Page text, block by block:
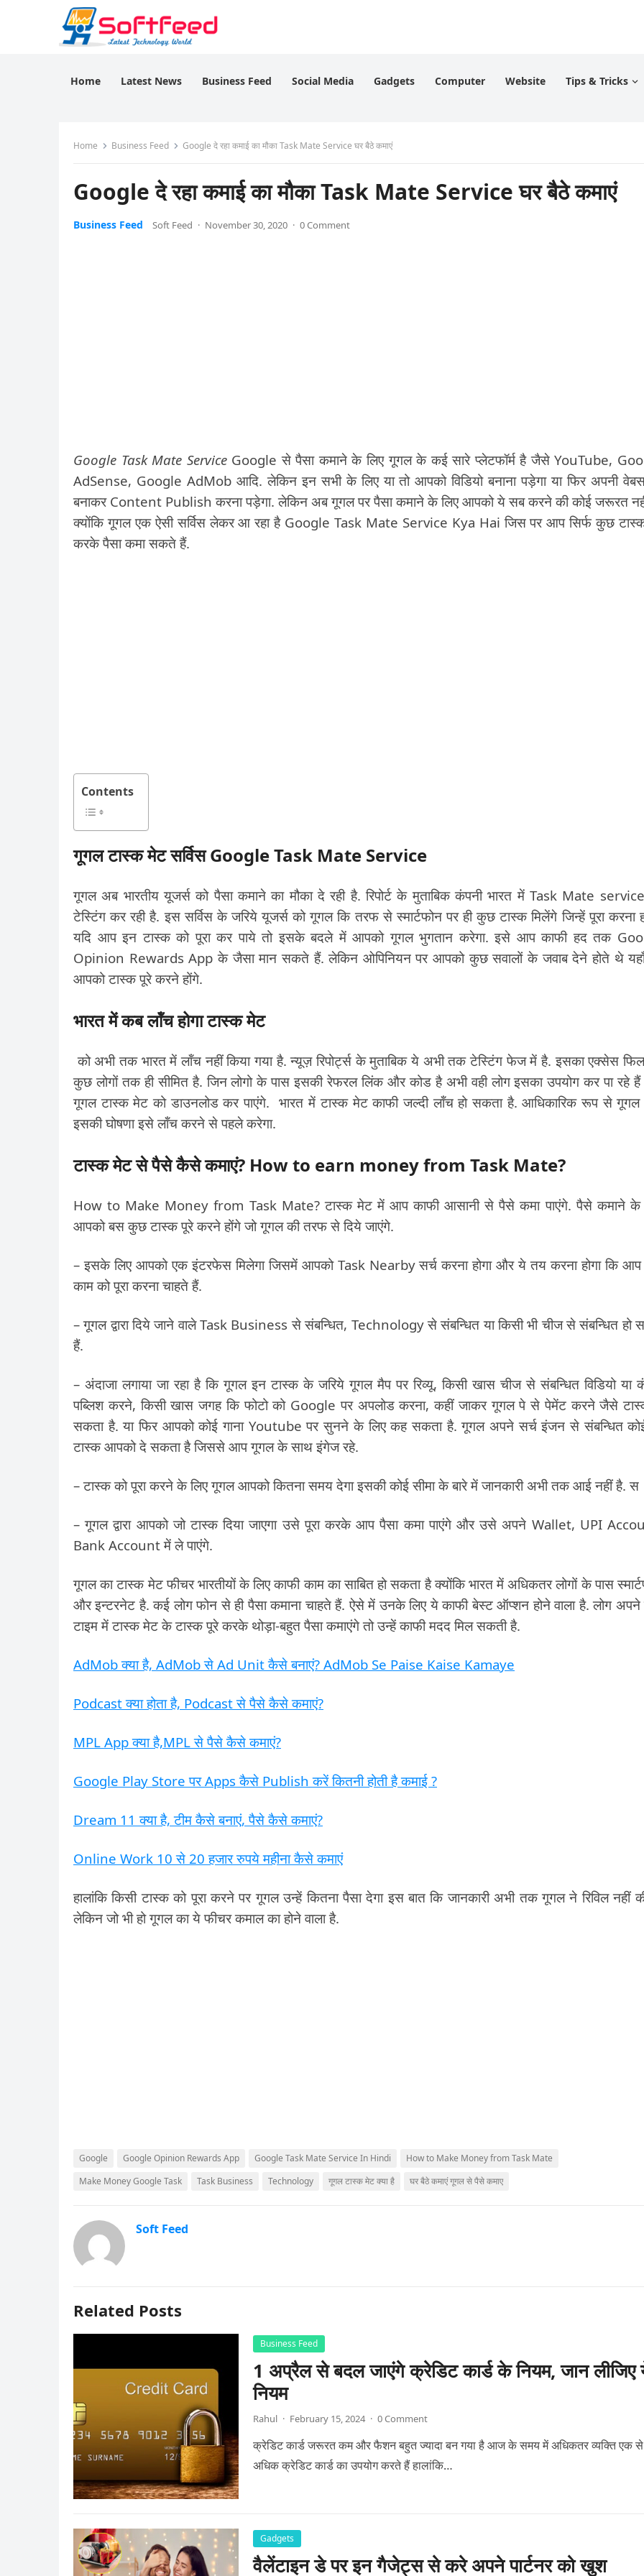
Home Latest News Business Feed Social Media Gadgets Computer Website Tips & Tricks
Home Business Feed Google दे रहा कमाई का मौका Task Mate Service घर बैठे कमाएं
Google दे रहा कमाई का मौका Task Mate Service घर बैठे कमाएं
Business Feed Soft Feed · November 30, 2020 · 0 Comment
Google Task Mate Service Google से पैसा कमाने के लिए गूगल के कई सारे प्लेटफॉर्म है जैसे YouTube,
AdSense, Google AdMob आदि. लेकिन इन सभी के लिए या तो आपको विडियो बनाना पड़ेगा या फिर अपनी
बनाकर Content Publish करना पड़ेगा. लेकिन अब गूगल पर पैसा कमाने के लिए आपको ये सब करने की कोई जरूरत
क्योंकि गूगल एक ऐसी सर्विस लेकर आ रहा है Google Task Mate Service Kya Hai जिस पर आप सिर्फ कुछ
करके पैसा कमा सकते हैं.
Contents
गूगल टास्क मेट सर्विस Google Task Mate Service
गूगल अब भारतीय यूजर्स को पैसा कमाने का मौका दे रही है. रिपोर्ट के मुताबिक कंपनी भारत में Task Mate
टेस्टिंग कर रही है. इस सर्विस के जरिये यूजर्स को गूगल कि तरफ से स्मार्टफोन पर ही कुछ टास्क मिलेंगे जिन्हें पूरा करना
यदि आप इन टास्क को पूरा कर पाये तो इसके बदले में आपको गूगल भुगतान करेगा. इसे आप काफी हद तक
Opinion Rewards App के जैसा मान सकते हैं. लेकिन ओपिनियन पर आपको कुछ सवालों के जवाब देने होते थे
आपको टास्क पूरे करने होंगे.
भारत में कब लॉंच होगा टास्क मेट
को अभी तक भारत में लॉंच नहीं किया गया है. न्यूज़ रिपोर्ट्स के मुताबिक ये अभी तक टेस्टिंग फेज में है. इसका एक्सेस
कुछ लोगों तक ही सीमित है. जिन लोगो के पास इसकी रेफरल लिंक और कोड है अभी वही लोग इसका उपयोग कर पा रहे
गूगल टास्क मेट को डाउनलोड कर पाएंगे. भारत में टास्क मेट काफी जल्दी लॉंच हो सकता है. आधिकारिक रूप से
इसकी घोषणा इसे लॉंच करने से पहले करेगा.
टास्क मेट से पैसे कैसे कमाएं? How to earn money from Task Mate?
How to Make Money from Task Mate? टास्क मेट में आप काफी आसानी से पैसे कमा पाएंगे. पैसे कमाने के
आपको बस कुछ टास्क पूरे करने होंगे जो गूगल की तरफ से दिये जाएंगे.
– इसके लिए आपको एक इंटरफेस मिलेगा जिसमें आपको Task Nearby सर्च करना होगा और ये तय करना होगा कि
काम को पूरा करना चाहते हैं.
– गूगल द्वारा दिये जाने वाले Task Business से संबन्धित, Technology से संबन्धित या किसी भी चीज से संबन्धित हो
हैं.
– अंदाजा लगाया जा रहा है कि गूगल इन टास्क के जरिये गूगल मैप पर रिव्यू, किसी खास चीज से संबन्धित विडियो या
पब्लिश करने, किसी खास जगह कि फोटो को Google पर अपलोड करना, कहीं जाकर गूगल पे से पेमेंट करने जैसे
सकता है. या फिर आपको कोई गाना Youtube पर सुनने के लिए कह सकता है. गूगल अपने सर्च इंजन से संबन्धित
टास्क आपको दे सकता है जिससे आप गूगल के साथ इंगेज रहे.
– टास्क को पूरा करने के लिए गूगल आपको कितना समय देगा इसकी कोई सीमा के बारे में जानकारी अभी तक आई नहीं है. स
– गूगल द्वारा आपको जो टास्क दिया जाएगा उसे पूरा करके आप पैसा कमा पाएंगे और उसे अपने Wallet, UPI
Bank Account में ले पाएंगे.
गूगल का टास्क मेट फीचर भारतीयों के लिए काफी काम का साबित हो सकता है क्योंकि भारत में अधिकतर लोगों के पास
और इन्टरनेट है. कई लोग फोन से ही पैसा कमाना चाहते हैं. ऐसे में उनके लिए ये काफी बेस्ट ऑप्शन होने वाला है. लोग अपने
टाइम में टास्क मेट के टास्क पूरे करके थोड़ा-बहुत पैसा कमाएंगे तो उन्हें काफी मदद मिल सकती है.
AdMob क्या है, AdMob से Ad Unit कैसे बनाएं? AdMob Se Paise Kaise Kamaye
Podcast क्या होता है, Podcast से पैसे कैसे कमाएं?
MPL App क्या है,MPL से पैसे कैसे कमाएं?
Google Play Store पर Apps कैसे Publish करें कितनी होती है कमाई ?
Dream 11 क्या है, टीम कैसे बनाएं, पैसे कैसे कमाएं?
Online Work 10 से 20 हजार रुपये महीना कैसे कमाएं
हालांकि किसी टास्क को पूरा करने पर गूगल उन्हें कितना पैसा देगा इस बात कि जानकारी अभी तक गूगल ने रिविल नहीं
लेकिन जो भी हो गूगल का ये फीचर कमाल का होने वाला है.
Google Google Opinion Rewards App Google Task Mate Service In Hindi
How to Make Money from Task Mate
Make Money Google Task
Task Business Technology गूगल टास्क मेट क्या है घर बैठे कमाएं गूगल से पैसे कमाए
Soft Feed
Related Posts
Business Feed
1 अप्रैल से बदल जाएंगे क्रेडिट कार्ड के नियम, जान लीजिए
नियम
Rahul · February 15, 2024 · 0 Comment
क्रेडिट कार्ड जरूरत कम और फैशन बहुत ज्यादा बन गया है आज के समय में अधिकतर व्यक्ति एक से
अधिक क्रेडिट कार्ड का उपयोग करते हैं हालांकि…
Gadgets
वैलेंटाइन डे पर इन गैजेट्स से करे अपने पार्टनर को खुश